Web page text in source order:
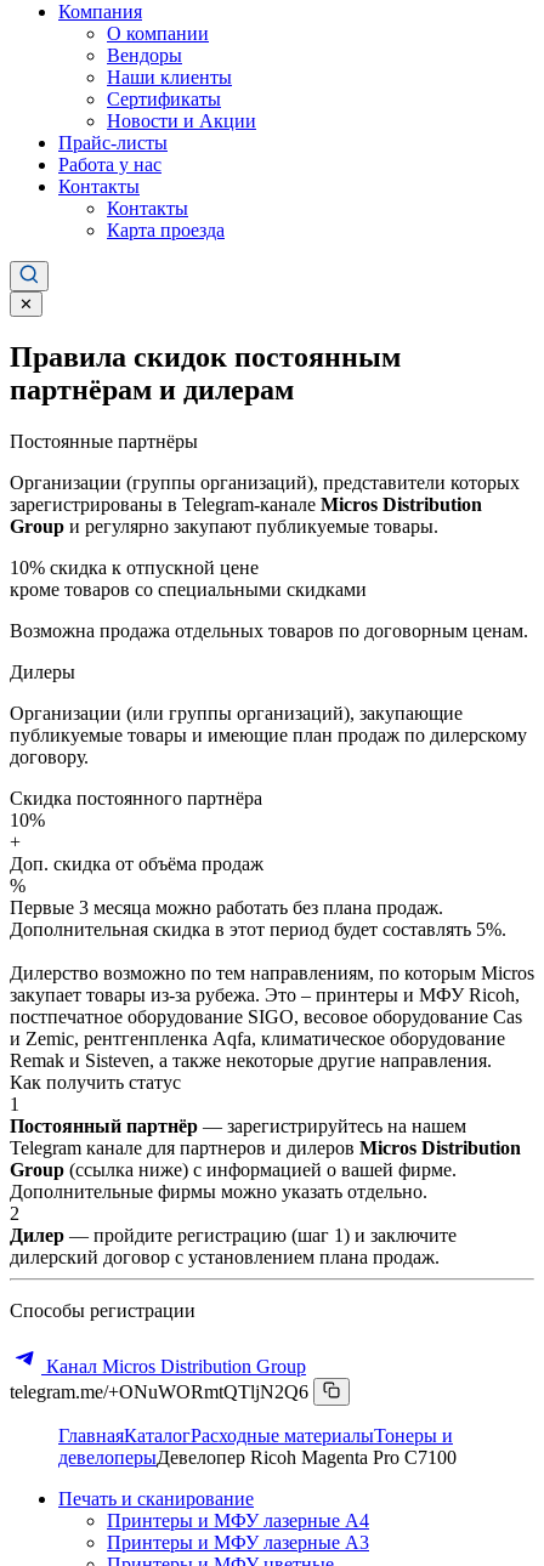
Компания
О компании
Вендоры
Наши клиенты
Сертификаты
Новости и Акции
Прайс-листы
Работа у нас
Контакты
Контакты
Карта проезда
✕
Правила скидок постоянным
партнёрам и дилерам
Постоянные партнёры
Организации (группы организаций), представители которых
зарегистрированы в Telegram-канале Micros Distribution
Group и регулярно закупают публикуемые товары.
10% скидка к отпускной цене
кроме товаров со специальными скидками
Возможна продажа отдельных товаров по договорным ценам.
Дилеры
Организации (или группы организаций), закупающие
публикуемые товары и имеющие план продаж по дилерскому
договору.
Скидка постоянного партнёра
10%
+
Доп. скидка от объёма продаж
%
Первые 3 месяца можно работать без плана продаж.
Дополнительная скидка в этот период будет составлять 5%.
Дилерство возможно по тем направлениям, по которым Micros
закупает товары из-за рубежа. Это – принтеры и МФУ Ricoh,
постпечатное оборудование SIGO, весовое оборудование Cas
и Zemic, рентгенпленка Aqfa, климатическое оборудование
Remak и Sisteven, а также некоторые другие направления.
Как получить статус
1
Постоянный партнёр — зарегистрируйтесь на нашем
Telegram канале для партнеров и дилеров Micros Distribution
Group (ссылка ниже) с информацией о вашей фирме.
Дополнительные фирмы можно указать отдельно.
2
Дилер — пройдите регистрацию (шаг 1) и заключите
дилерский договор с установлением плана продаж.
Способы регистрации
Канал Micros Distribution Group
telegram.me/+ONuWORmtQTljN2Q6
ГлавнаяКаталогРасходные материалыТонеры и
девелоперыДевелопер Ricoh Magenta Pro C7100
Печать и сканирование
Принтеры и МФУ лазерные А4
Принтеры и МФУ лазерные А3